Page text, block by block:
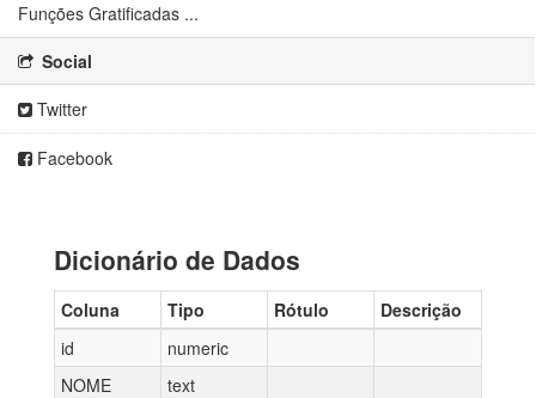
Funções Gratificadas ...
Social
Twitter
Facebook
Dicionário de Dados
Coluna Tipo Rótulo
Descrição
id
numeric
NOME
text